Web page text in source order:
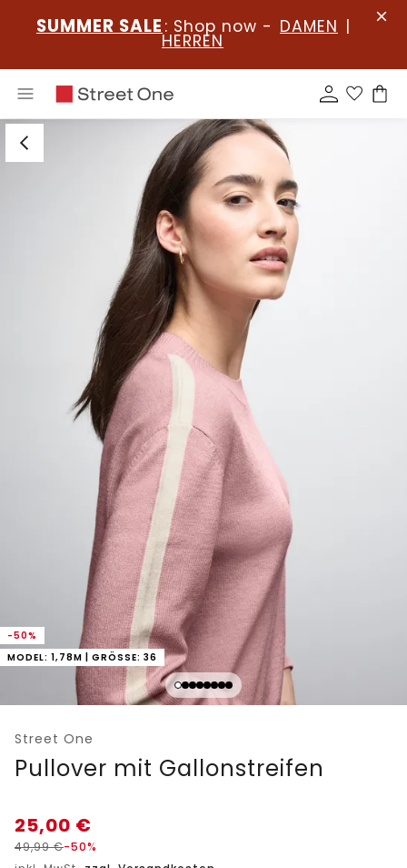
SUMMER SALE : Shop now - DAMEN |
HERREN
-50%
MODEL: 1,78M | GRÖSSE: 36
Street One
Pullover mit Gallonstreifen
25,00 €
49,99€-50%